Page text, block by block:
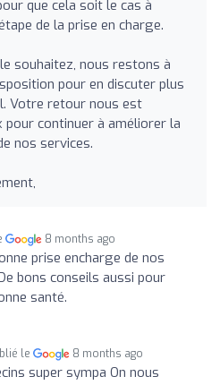
que cela soit le cas à
de la prise en charge.
souhaitez, nous restons à
pour en discuter plus
Votre retour nous est
pour continuer à améliorer la
nos services.
8 months ago
prise encharge de nos
bons conseils aussi pour
santé.
le 8 months ago
super sympa On nous